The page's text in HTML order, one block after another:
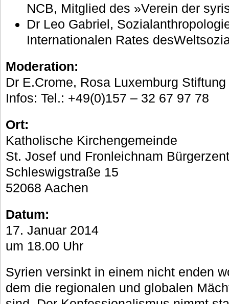
NCB, Mitglied des »Verein der
Dr Leo Gabriel,
Internationalen Rates
Moderation:
Dr E.Crome, Rosa Luxemburg Stiftung
Infos: Tel.: +49(0)157 – 32 67 97 78
Ort:
Katholische Kirchengemeinde
St. Josef und Fronleichnam
Schleswigstraße 15
52068 Aachen
Datum:
17. Januar 2014
um 18.00 Uhr
Syrien versinkt in einem nicht enden
dem die regionalen und globalen